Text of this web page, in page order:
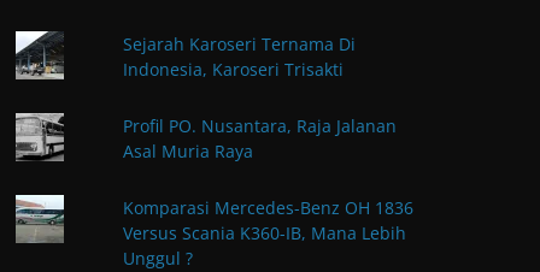
Sejarah Karoseri Ternama Di
Indonesia, Karoseri Trisakti
Profil PO. Nusantara, Raja Jalanan
Asal Muria Raya
Komparasi Mercedes-Benz OH 1836
Versus Scania K360-IB, Mana Lebih
Unggul ?